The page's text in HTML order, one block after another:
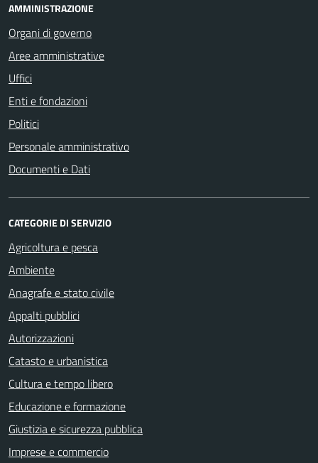
AMMINISTRAZIONE
Organi di governo
Aree amministrative
Uffici
Enti e fondazioni
Politici
Personale amministrativo
Documenti e Dati
CATEGORIE DI SERVIZIO
Agricoltura e pesca
Ambiente
Anagrafe e stato civile
Appalti pubblici
Autorizzazioni
Catasto e urbanistica
Cultura e tempo libero
Educazione e formazione
Giustizia e sicurezza pubblica
Imprese e commercio